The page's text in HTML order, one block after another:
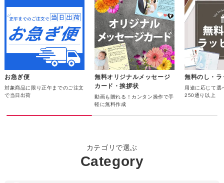
お急ぎ便
対象商品に限り正午までのご注文
で当日出荷
無料オリジナルメッセージ
カード・挨拶状
動画も贈れる！カンタン操作で手
軽に無料作成
無料のし・ラ
用途に応じて選
250通り以上
カテゴリで選ぶ
Category